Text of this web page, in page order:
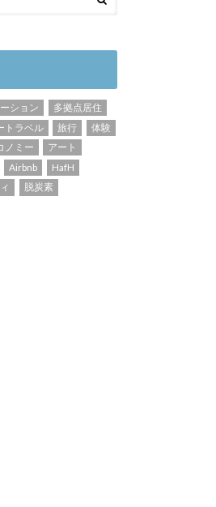
ション
多拠点居住
トラベル 旅行
体験
ノミー
アート
Airbnb
HafH
脱炭素